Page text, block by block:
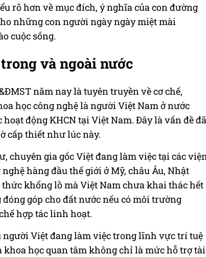
rõ hơn về mục đích, ý nghĩa của con đường
những con người ngày ngày miệt mài
cuộc sống.
và ngoài nước
năm nay là tuyên truyền về cơ chế,
học công nghệ là người Việt Nam ở nước
động KHCN tại Việt Nam. Đây là vấn đề đã
cấp thiết như lúc này.
chuyên gia gốc Việt đang làm việc tại các
hàng đầu thế giới ở Mỹ, châu Âu, Nhật
khổng lồ mà Việt Nam chưa khai thác hết
góp cho đất nước nếu có môi trường
hợp tác linh hoạt.
người Việt đang làm việc trong lĩnh vực trí tuệ
học quan tâm không chỉ là mức hỗ trợ tài